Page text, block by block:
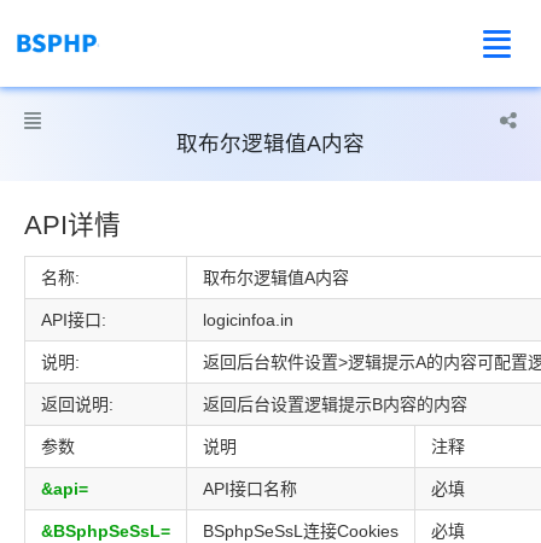

 
取布尔逻辑值A内容
API详情
名称: 取布尔逻辑值A内容
API接口: logicinfoa.in
说明: 返回后台软件设置>逻辑提示A的内容可配置
返回说明: 返回后台设置逻辑提示B内容的内容
参数 说明 注释
&api= API接口名称 必填
&BSphpSeSsL= BSphpSeSsL连接Cookies 必填